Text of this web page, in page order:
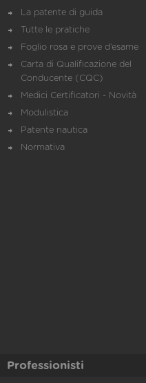
La patente di guida
Tutte le pratiche
Foglio rosa e prove d’esame
Carta di Qualificazione del
Conducente (CQC)
Medici Certificatori - Novità
Modulistica
Patente nautica
Normativa
Professionisti